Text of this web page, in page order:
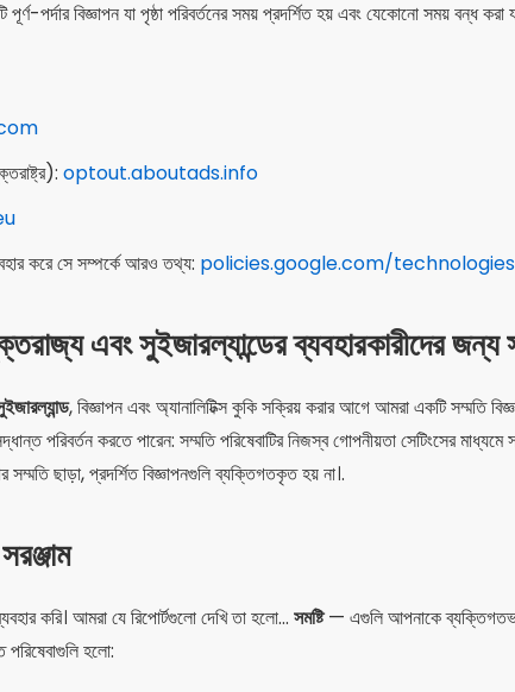
পূর্ণ-পর্দার বিজ্ঞাপন যা পৃষ্ঠা পরিবর্তনের সময় প্রদর্শিত হয় এবং যেকোনো সময় বন্ধ
optout.aboutads.info
করে সে সম্পর্কে আরও তথ্য: policies.google.com/
এবং সুইজারল্যান্ডের ব্যবহারকারীদের জন্য
, বিজ্ঞাপন এবং অ্যানালিটিক্স কুকি সক্রিয় করার আগে আমরা একটি সম্মতি
পরিবর্তন করতে পারেন: সম্মতি পরিষেবাটির নিজস্ব গোপনীয়তা সেটিংসের
ছাড়া, প্রদর্শিত বিজ্ঞাপনগুলি ব্যক্তিগতকৃত হয় না।.
করি। আমরা যে রিপোর্টগুলো দেখি তা হলো... সমষ্টি— এগুলি আপনাকে
হলো: